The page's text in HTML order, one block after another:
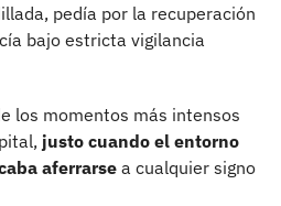
pedía por la recuperación
bajo estricta vigilancia
los momentos más intensos
justo cuando el entorno
aferrarse a cualquier signo